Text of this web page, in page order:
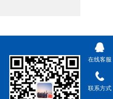
在线客服
联系方式